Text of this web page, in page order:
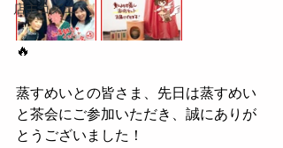
店主コズエ
🔥
蒸すめいとの皆さま、先日は蒸すめい
と茶会にご参加いただき、誠にありが
とうございました！